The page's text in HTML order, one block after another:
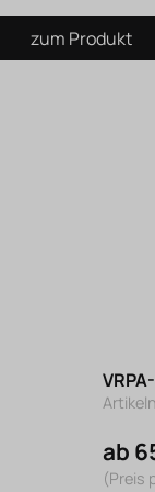
zum Produkt
ab
(Preis